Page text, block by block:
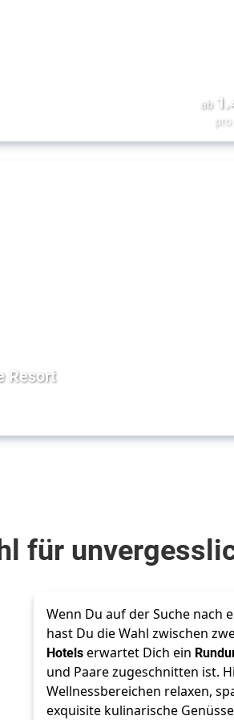
ab
Resort
für
Wenn Du auf der Suche nach
hast Du die Wahl zwischen
Hotels erwartet Dich ein
und Paare zugeschnitten ist.
Wellnessbereichen relaxen,
exquisite kulinarische